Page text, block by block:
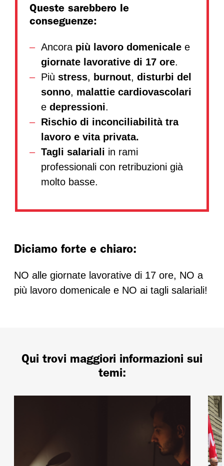
Queste sarebbero le
conseguenze:
Ancora più lavoro domenicale e
giornate lavorative di 17 ore.
Più stress, burnout, disturbi del
sonno, malattie cardiovascolari
e depressioni.
Rischio di inconciliabilità tra
lavoro e vita privata.
Tagli salariali in rami
professionali con retribuzioni già
molto basse.
Diciamo forte e chiaro:
NO alle giornate lavorative di 17 ore, NO a
più lavoro domenicale e NO ai tagli salariali!
Qui trovi maggiori informazioni sui
temi: